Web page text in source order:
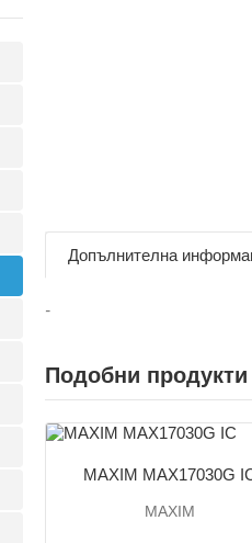
Допълнителна
-
Подобни продукти
MAXIM MAX17030G
MAXIM